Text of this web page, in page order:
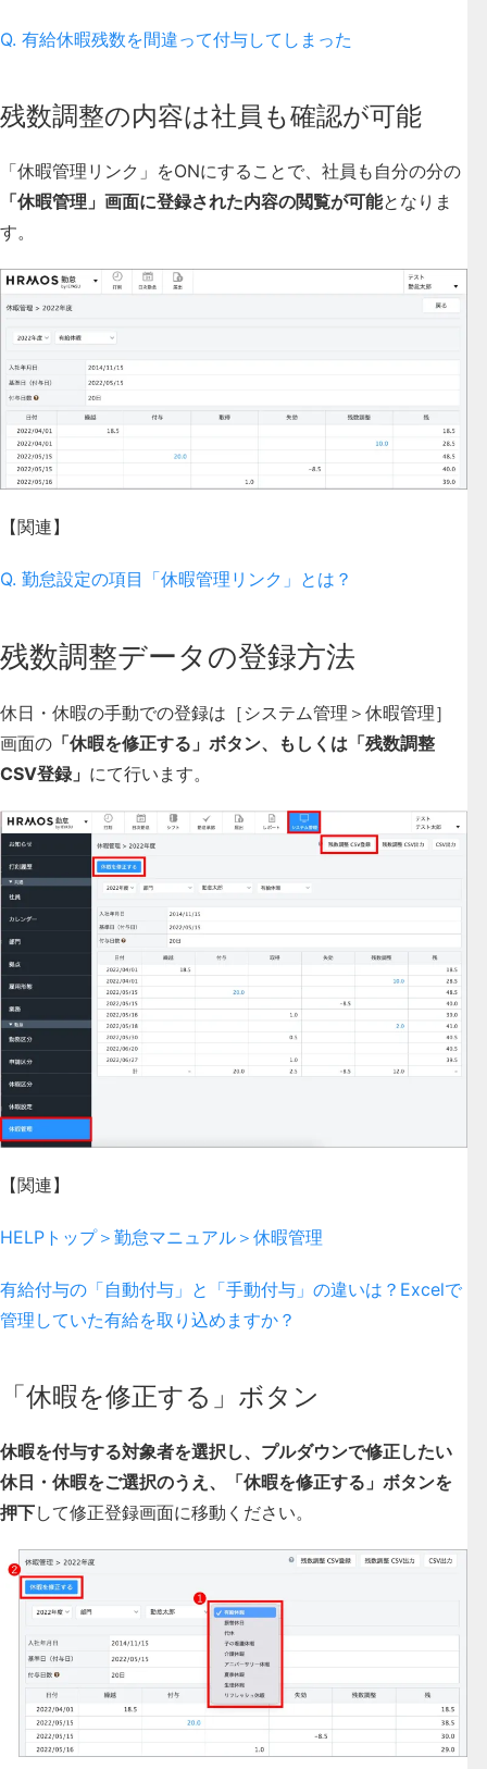
Q. 有給休暇残数を間違って付与してしまった
残数調整の内容は社員も確認が可能
「休暇管理リンク」をONにすることで、社員も自分の分の
「休暇管理」画面に登録された内容の閲覧が可能となりま
す。
【関連】
Q. 勤怠設定の項目「休暇管理リンク」とは？
残数調整データの登録方法
休日・休暇の手動での登録は［システム管理＞休暇管理］
画面の 「休暇を修正する」ボタン、もしくは「残数調整
CSV登録」 にて行います。
【関連】
HELPトップ＞勤怠マニュアル＞休暇管理
有給付与の「自動付与」と「手動付与」の違いは？Excelで
管理していた有給を取り込めますか？
「休暇を修正する」ボタン
休暇を付与する対象者を選択し、 プルダウンで修正したい
休日・休暇をご選択のうえ、「休暇を修正する」ボタンを
押下して修正登録画面に移動ください。